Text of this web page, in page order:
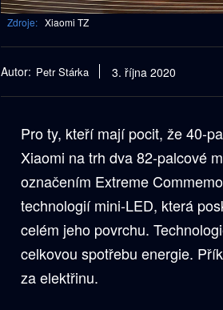
Zdroje: Xiaomi TZ
Autor: Petr Stárka 3. října 2020
Pro ty, kteří mají pocit, že 40-
Xiaomi na trh dva 82-palcové
označením Extreme
technologií mini-LED, která
celém jeho povrchu.
celkovou spotřebu energie.
za elektřinu.